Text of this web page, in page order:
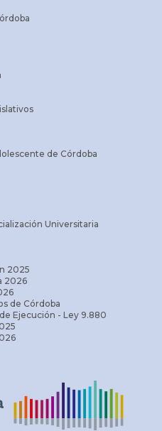
de Córdoba
Universitaria
2025
2026
de Córdoba
Ejecución - Ley 9.880